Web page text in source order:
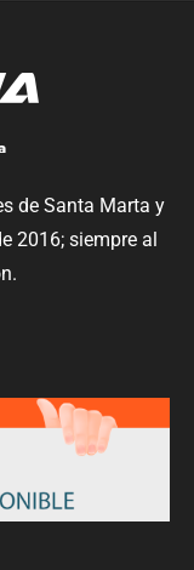
de Santa Marta y
2016; siempre al